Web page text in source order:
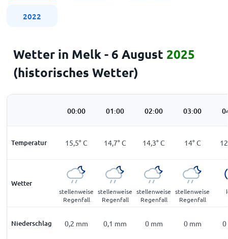
2022
Wetter in Melk - 6 August 2025
(historisches Wetter)
00:00 01:00 02:00 03:00
Temperatur 15,5°C 14,7°C 14,3°C 14°C
Wetter
stellenweise
Regenfall
stellenweise
Regenfall
stellenweise
Regenfall
stellenweise
Regenfall
Niederschlag 0,2 mm 0,1 mm 0 mm 0 mm 0